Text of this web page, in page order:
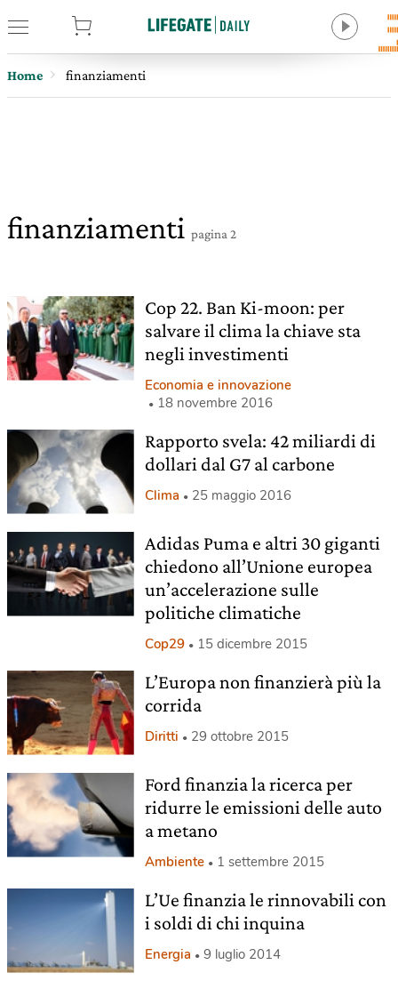
Home finanziamenti
finanziamenti pagina 2
Cop 22. Ban Ki-moon: per
salvare il clima la chiave sta
negli investimenti
Economia e innovazione
18 novembre 2016
Rapporto svela: 42 miliardi di
dollari dal G7 al carbone
Clima 25 maggio 2016
Adidas Puma e altri 30 giganti
chiedono all’Unione europea
un’accelerazione sulle
politiche climatiche
Cop29 15 dicembre 2015
L’Europa non finanzierà più la
corrida
Diritti 29 ottobre 2015
Ford finanzia la ricerca per
ridurre le emissioni delle auto
a metano
Ambiente 1 settembre 2015
L’Ue finanzia le rinnovabili con
i soldi di chi inquina
Energia 9 luglio 2014